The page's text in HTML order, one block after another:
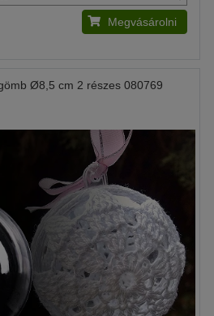
Megvásárolni
Ø8,5 cm 2 részes 080769